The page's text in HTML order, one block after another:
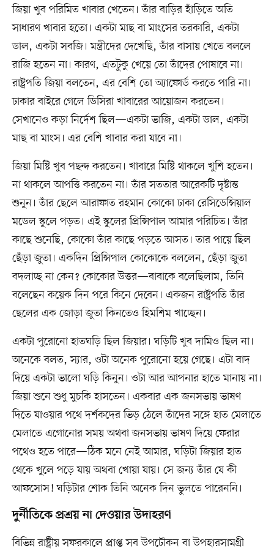
জিয়া খুব পরিমিত খাবার খেতেন। তাঁর বাড়ির হাঁড়িতে অতি
সাধারণ খাবার হতো। একটা মাছ বা মাংসের তরকারি, একটা
ডাল, একটা সবজি। মন্ত্রীদের দেখেছি, তাঁর বাসায় খেতে বললে
রাজি হতেন না। কারণ, এতটুকু খেয়ে তো তাঁদের পোষাবে না।
রাষ্ট্রপতি জিয়া বলতেন, এর বেশি তো অ্যাফোর্ড করতে পারি না।
ঢাকার বাইরে গেলে ডিসিরা খাবারের আয়োজন করতেন।
সেখানেও কড়া নির্দেশ ছিল—একটা ভাজি, একটা ডাল, একটা
মাছ বা মাংস। এর বেশি খাবার করা যাবে না।
জিয়া মিষ্টি খুব পছন্দ করতেন। খাবারে মিষ্টি থাকলে খুশি হতেন।
না থাকলে আপত্তি করতেন না। তাঁর সততার আরেকটি দৃষ্টান্ত
শুনুন। তাঁর ছেলে আরাফাত রহমান কোকো ঢাকা রেসিডেন্সিয়াল
মডেল স্কুলে পড়ত। এই স্কুলের প্রিন্সিপাল আমার পরিচিত। তাঁর
কাছে শুনেছি, কোকো তাঁর কাছে পড়তে আসত। তার পায়ে ছিল
ছেঁড়া জুতা। একদিন প্রিন্সিপাল কোকোকে বললেন, ছেঁড়া জুতা
বদলাচ্ছ না কেন? কোকোর উত্তর—বাবাকে বলেছিলাম, তিনি
বলেছেন কয়েক দিন পরে কিনে দেবেন। একজন রাষ্ট্রপতি তাঁর
ছেলের এক জোড়া জুতা কিনতেও হিমশিম খাচ্ছেন।
একটা পুরোনো হাতঘড়ি ছিল জিয়ার। ঘড়িটি খুব দামিও ছিল না।
অনেকে বলত, স্যার, ওটা অনেক পুরোনো হয়ে গেছে। এটা বাদ
দিয়ে একটা ভালো ঘড়ি কিনুন। ওটা আর আপনার হাতে মানায় না।
জিয়া শুনে শুধু মুচকি হাসতেন। একবার এক জনসভায় ভাষণ
দিতে যাওয়ার পথে দর্শকদের ভিড় ঠেলে তাঁদের সঙ্গে হাত মেলাতে
মেলাতে এগোনোর সময় অথবা জনসভায় ভাষণ দিয়ে ফেরার
পথেও হতে পারে—ঠিক মনে নেই আমার, ঘড়িটা জিয়ার হাত
থেকে খুলে পড়ে যায় অথবা খোয়া যায়। সে জন্য তাঁর যে কী
আফসোস! ঘড়িটার শোক তিনি অনেক দিন ভুলতে পারেননি।
দুর্নীতিকে প্রশ্রয় না দেওয়ার উদাহরণ
বিভিন্ন রাষ্ট্রীয় সফরকালে প্রাপ্ত সব উপঢৌকন বা উপহারসামগ্রী